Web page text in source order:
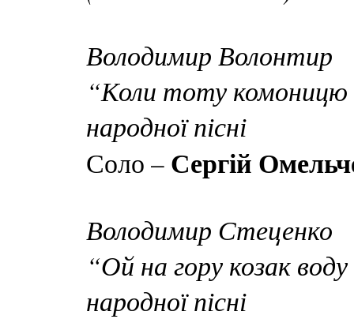
Володимир Волонтир
“Коли тоту комоницю
народної пісні
Соло – Сергій
Володимир Стеценко
“Ой на гору козак
народної пісні